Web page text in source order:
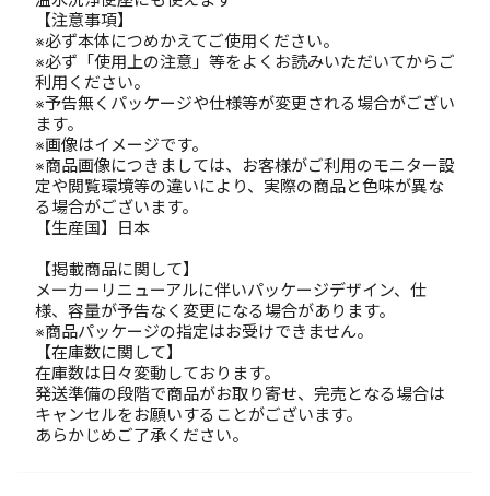
【注意事項】
※必ず本体につめかえてご使用ください。
※必ず「使用上の注意」等をよくお読みいただいてからご
利用ください。
※予告無くパッケージや仕様等が変更される場合がござい
ます。
※画像はイメージです。
※商品画像につきましては、お客様がご利用のモニター設
定や閲覧環境等の違いにより、実際の商品と色味が異な
る場合がございます。
【生産国】日本
【掲載商品に関して】
メーカーリニューアルに伴いパッケージデザイン、仕
様、容量が予告なく変更になる場合があります。
※商品パッケージの指定はお受けできません。
【在庫数に関して】
在庫数は日々変動しております。
発送準備の段階で商品がお取り寄せ、完売となる場合は
キャンセルをお願いすることがございます。
あらかじめご了承ください。